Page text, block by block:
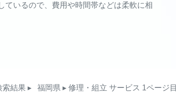
いるので、費用や時間帯などは柔軟に相
索結果 ▸ 福岡県 ▸ 修理・組立 サービス 1ページ目